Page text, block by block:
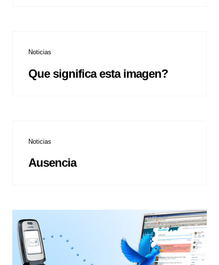
Noticias
Que significa esta imagen?
Noticias
Ausencia